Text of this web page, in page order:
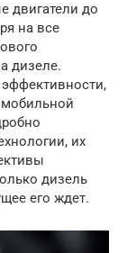
двигатели до
на все
дизеле.
их
дизель
его ждет.